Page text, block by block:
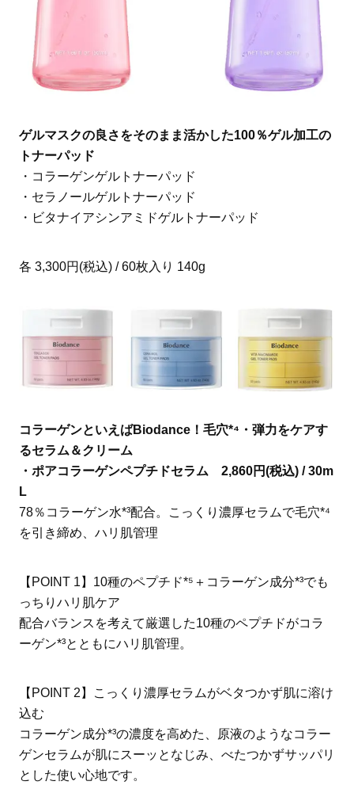
ゲルマスクの良さをそのまま活かした100％ゲル加工の
トナーパッド
・コラーゲンゲルトナーパッド
・セラノールゲルトナーパッド
・ビタナイアシンアミドゲルトナーパッド
各 3,300円(税込) / 60枚入り 140g
コラーゲンといえばBiodance！毛穴*⁴・弾力をケアす
るセラム＆クリーム
・ポアコラーゲンペプチドセラム 2,860円(税込) / 30m
L
78％コラーゲン水*³配合。こっくり濃厚セラムで毛穴*⁴
を引き締め、ハリ肌管理
【POINT 1】10種のペプチド*⁵＋コラーゲン成分*³でも
っちりハリ肌ケア
配合バランスを考えて厳選した10種のペプチドがコラ
ーゲン*³とともにハリ肌管理。
【POINT 2】こっくり濃厚セラムがベタつかず肌に溶け
込む
コラーゲン成分*³の濃度を高めた、原液のようなコラー
ゲンセラムが肌にスーッとなじみ、べたつかずサッパリ
とした使い心地です。